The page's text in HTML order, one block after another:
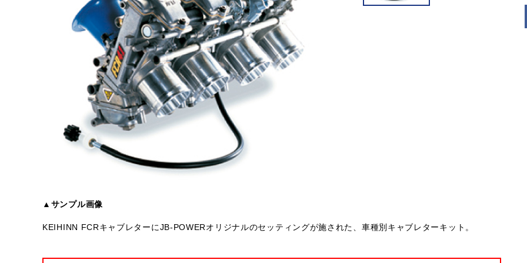
▲サンプル画像
KEIHINN FCRキャブレターにJB-POWERオリジナルのセッティングが施された、車種別キャブレターキット。